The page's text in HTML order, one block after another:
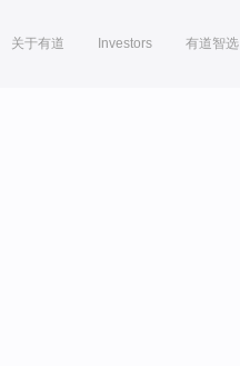
关于有道 Investors 有道智选